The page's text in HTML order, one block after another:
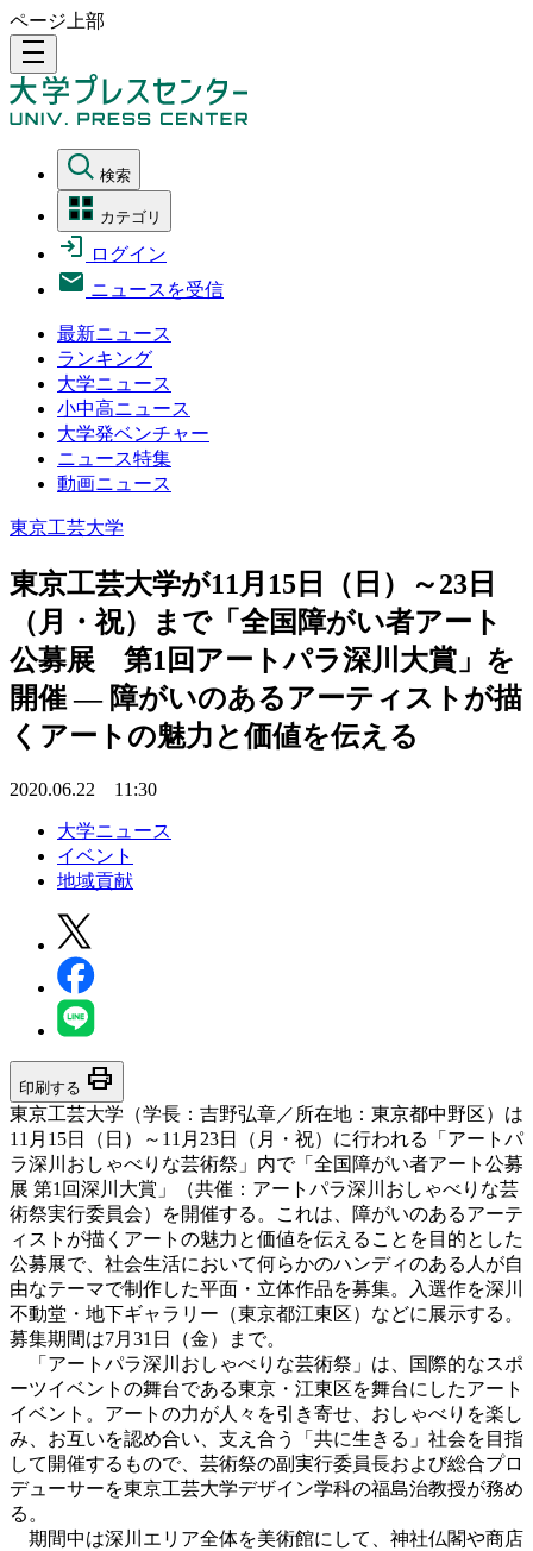
ページ上部
density_medium
検索
カテゴリ
ログイン
ニュースを受信
最新ニュース
ランキング
大学ニュース
小中高ニュース
大学発ベンチャー
ニュース特集
動画ニュース
東京工芸大学
東京工芸大学が11月15日（日）～23日
（月・祝）まで「全国障がい者アート
公募展 第1回アートパラ深川大賞」を
開催 — 障がいのあるアーティストが描
くアートの魅力と価値を伝える
2020.06.22 11:30
大学ニュース
イベント
地域貢献
印刷する print
東京工芸大学（学長：吉野弘章／所在地：東京都中野区）は
11月15日（日）～11月23日（月・祝）に行われる「アートパ
ラ深川おしゃべりな芸術祭」内で「全国障がい者アート公募
展 第1回深川大賞」（共催：アートパラ深川おしゃべりな芸
術祭実行委員会）を開催する。これは、障がいのあるアーテ
ィストが描くアートの魅力と価値を伝えることを目的とした
公募展で、社会生活において何らかのハンディのある人が自
由なテーマで制作した平面・立体作品を募集。入選作を深川
不動堂・地下ギャラリー（東京都江東区）などに展示する。
募集期間は7月31日（金）まで。
「アートパラ深川おしゃべりな芸術祭」は、国際的なスポ
ーツイベントの舞台である東京・江東区を舞台にしたアート
イベント。アートの力が人々を引き寄せ、おしゃべりを楽し
み、お互いを認め合い、支え合う「共に生きる」社会を目指
して開催するもので、芸術祭の副実行委員長および総合プロ
デューサーを東京工芸大学デザイン学科の福島治教授が務め
る。
期間中は深川エリア全体を美術館にして、神社仏閣や商店